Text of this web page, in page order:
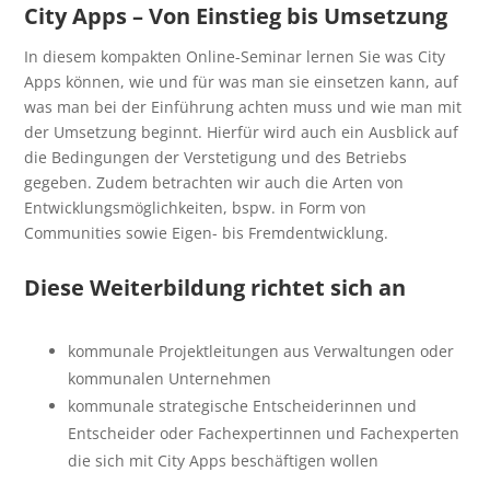
City Apps – Von Einstieg bis Umsetzung
In diesem kompakten Online-Seminar lernen Sie was City
Apps können, wie und für was man sie einsetzen kann, auf
was man bei der Einführung achten muss und wie man mit
der Umsetzung beginnt. Hierfür wird auch ein Ausblick auf
die Bedingungen der Verstetigung und des Betriebs
gegeben. Zudem betrachten wir auch die Arten von
Entwicklungsmöglichkeiten, bspw. in Form von
Communities sowie Eigen- bis Fremdentwicklung.
Diese Weiterbildung richtet sich an
kommunale Projektleitungen aus Verwaltungen oder
kommunalen Unternehmen
kommunale strategische Entscheiderinnen und
Entscheider oder Fachexpertinnen und Fachexperten
die sich mit City Apps beschäftigen wollen